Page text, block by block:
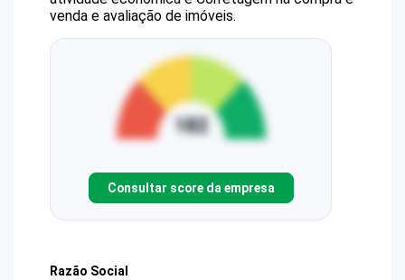
venda e avaliação de imóveis.
Consultar score da empresa
Razão Social